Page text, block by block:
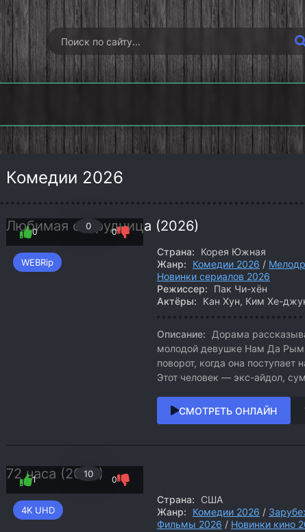
Гангстерленд
Хищные земли
Комедии 2026
Любимая сотрудница (2026)
WEBRip
0
0 0
Страна:
Корея Южная
Жанр:
Комедии 2026 /
Новинки сериалов 2026
Режиссер:
Пак Чи-хён
Актёры:
Кан Хун, Ким Хе-
Описание:
Дорама
молодой девушке Нам Да
поворот, когда она
Этот человек — экс-айдол,
СМОТРЕТЬ ОНЛАЙН
72 часа (2026)
4K UHD
10
1 0
Страна:
США
Жанр:
Комедии 2026 /
Фильмы 2026 / Новинки кино